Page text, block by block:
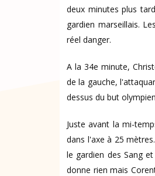
deux minutes plus
gardien marseillais.
réel danger.
A la 34e minute,
de la gauche,
dessus du but
Juste avant la mi-
dans l'axe à 25
le gardien des Sang
donne rien mais